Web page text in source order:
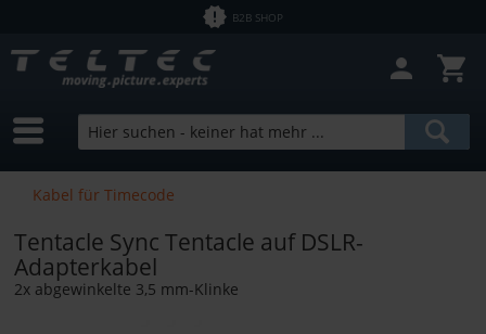
B2B SHOP
Kabel für Timecode
Tentacle Sync Tentacle auf DSLR-
Adapterkabel
2x abgewinkelte 3,5 mm-Klinke